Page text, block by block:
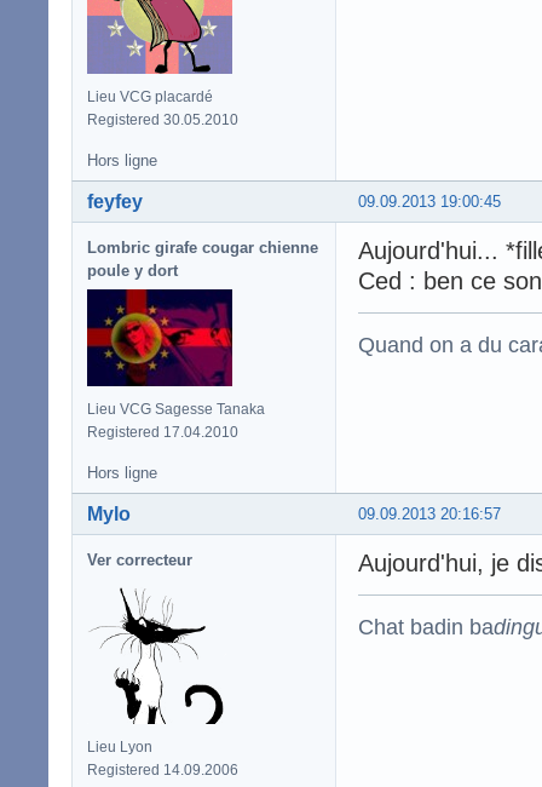
Lieu VCG placardé
Registered 30.05.2010
Hors ligne
09.09.2013 19:00:45
feyfey
Lombric girafe cougar chienne
poule y dort
Lieu VCG Sagesse Tanaka
Registered 17.04.2010
Aujourd'hui...
Ced : ben ce
Quand on a du
Hors ligne
09.09.2013 20:16:57
Mylo
Ver correcteur
Lieu Lyon
Registered 14.09.2006
Aujourd'hui, je
Chat badin ba